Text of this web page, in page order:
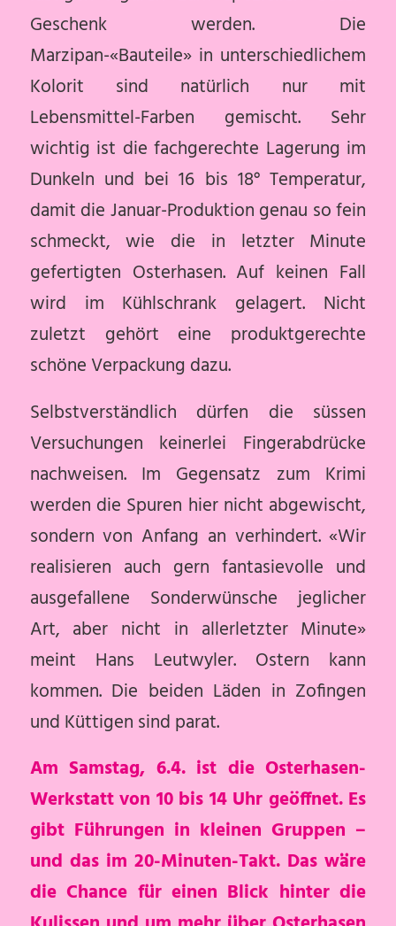
Geschenk werden. Die
Marzipan-«Bauteile» in unterschiedlichem
Kolorit sind natürlich nur mit
Lebensmittel-Farben gemischt. Sehr
wichtig ist die fachgerechte Lagerung im
Dunkeln und bei 16 bis 18° Temperatur,
damit die Januar-Produktion genau so fein
schmeckt, wie die in letzter Minute
gefertigten Osterhasen. Auf keinen Fall
wird im Kühlschrank gelagert. Nicht
zuletzt gehört eine produktgerechte
schöne Verpackung dazu.
Selbstverständlich dürfen die süssen
Versuchungen keinerlei Fingerabdrücke
nachweisen. Im Gegensatz zum Krimi
werden die Spuren hier nicht abgewischt,
sondern von Anfang an verhindert. «Wir
realisieren auch gern fantasievolle und
ausgefallene Sonderwünsche jeglicher
Art, aber nicht in allerletzter Minute»
meint Hans Leutwyler. Ostern kann
kommen. Die beiden Läden in Zofingen
und Küttigen sind parat.
Am Samstag, 6.4. ist die Osterhasen-
Werkstatt von 10 bis 14 Uhr geöffnet. Es
gibt Führungen in kleinen Gruppen –
und das im 20-Minuten-Takt. Das wäre
die Chance für einen Blick hinter die